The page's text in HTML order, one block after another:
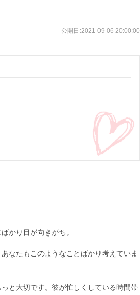
公開日:2021-09-06 20:00:00
かり目が向きがち。
なたもこのようなことばかり考えていま
と大切です。彼が忙しくしている時間帯